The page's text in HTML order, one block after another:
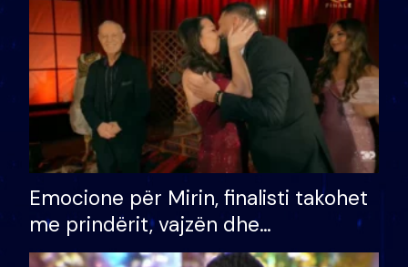
Emocione për Mirin, finalisti takohet
me prindërit, vajzën dhe
bashkëshorten: S’kemi ndonjë letër